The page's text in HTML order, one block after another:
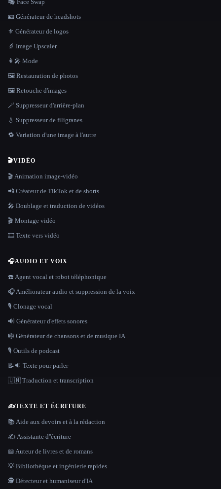
🎭 Face Swap
🪪 Générateur de headshots
⚜️ Générateur de logos
🔬 Image Upscaler
👩‍🎤 Mode
🖼️ Restauration de photos
🖼️ Retouche d'images
🪄 Suppresseur d'arrière-plan
💧 Suppresseur de filigranes
🔁 Variation d'une image à l'autre
🎬VIDÉO
🎬 Animation image-vidéo
📲 Créateur de TikTok et de shorts
🎤 Doublage et traduction de vidéos
🎬 Montage vidéo
🎞️ Texte vers vidéo
🎧AUDIO ET VOIX
☎️ Agent vocal et robot téléphonique
🎧 Améliorateur audio et suppression de la voix
🎙️ Clonage vocal
🔊 Générateur d'effets sonores
🎼 Générateur de chansons et de musique IA
🎙️ Outils de podcast
📝🔉 Texte pour parler
🇺🇳 Traduction et transcription
✍️TEXTE ET ÉCRITURE
📚 Aide aux devoirs et à la rédaction
✍️ Assistante d''écriture
📖 Auteur de livres et de romans
💡 Bibliothèque et ingénierie rapides
🕵️ Détecteur et humaniseur d'IA